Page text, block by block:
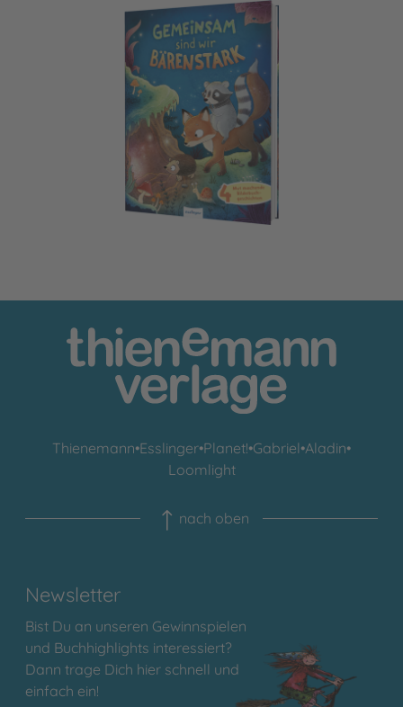
Gemeinsam sind wir bärenstark
Thienemann•Esslinger•Planet!•Gabriel•Aladin•
Loomlight
nach oben
Newsletter
Bist Du an unseren Gewinnspielen
und Buchhighlights interessiert?
Dann trage Dich hier schnell und
einfach ein!